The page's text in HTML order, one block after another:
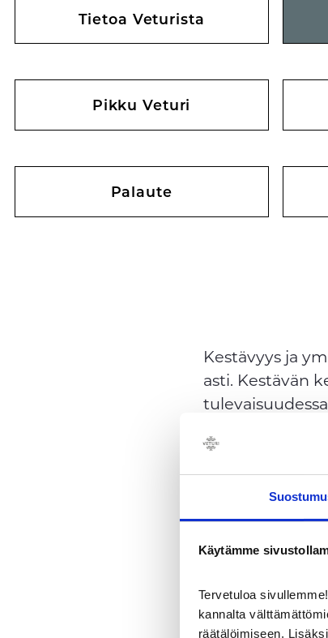
Käytämme
Tervetuloa
kannalta
räätälöimiseen.
Tietoa Veturista
Pikku Veturi
Palaute
Kestävyys ja
asti. Kestävän
Meille
Energiaa
Veturin
Kierrätys